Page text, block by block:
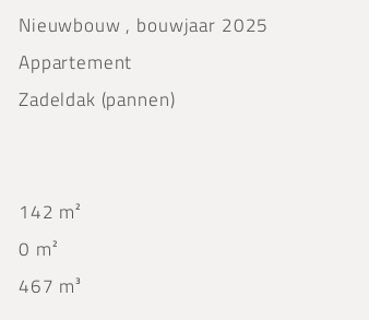
Nieuwbouw , bouwjaar 2025
Appartement
Zadeldak (pannen)
142 m²
0 m²
467 m³